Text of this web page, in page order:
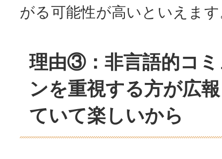
がる可能性が高いといえま
理由③：非言語的コ
ンを重視する方が広
ていて楽しいから